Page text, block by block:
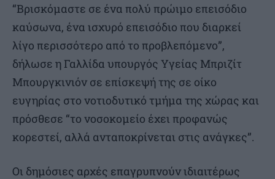
“Βρισκόμαστε σε ένα πολύ πρώιμο επεισόδιο
καύσωνα, ένα ισχυρό επεισόδιο που διαρκεί
λίγο περισσότερο από το προβλεπόμενο”,
δήλωσε η Γαλλίδα υπουργός Υγείας Μπριζίτ
Μπουργκινιόν σε επίσκεψή της σε οίκο
ευγηρίας στο νοτιοδυτικό τμήμα της χώρας και
πρόσθεσε “το νοσοκομείο έχει προφανώς
κορεστεί, αλλά ανταποκρίνεται στις ανάγκες”.
Οι δημόσιες αρχές επαγρυπνούν ιδιαιτέρως